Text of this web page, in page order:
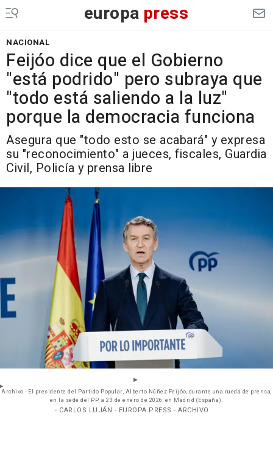
europa press
NACIONAL
Feijóo dice que el Gobierno
"está podrido" pero subraya que
"todo está saliendo a la luz"
porque la democracia funciona
Asegura que "todo esto se acabará" y expresa
su "reconocimiento" a jueces, fiscales, Guardia
Civil, Policía y prensa libre
Archivo - El presidente del Partido Popular, Alberto Núñez Feijóo, durante una rueda de prensa,
en la sede del PP, a 23 de enero de 2026, en Madrid (España).
- CARLOS LUJÁN - EUROPA PRESS - ARCHIVO